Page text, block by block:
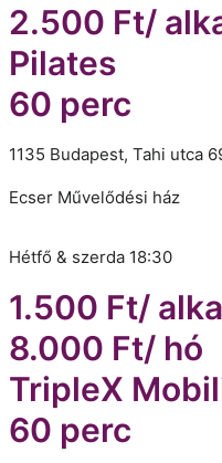
2.500 Ft/
Pilates
60 perc
1135 Budapest, Tahi utca
Ecser Művelődési ház
Hétfő & szerda 18:30
1.500 Ft/
8.000 Ft/ hó
TripleX
60 perc